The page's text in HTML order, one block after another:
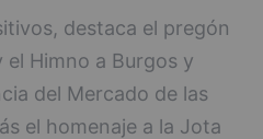
destaca el pregón
Himno a Burgos y
del Mercado de las
el homenaje a la Jota